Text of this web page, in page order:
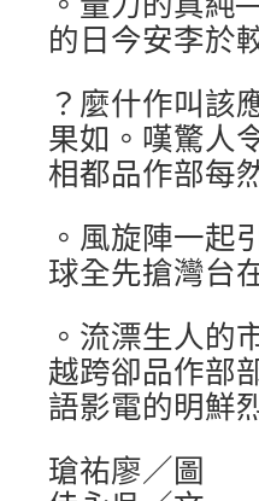
的日今安李於
？麼什作叫該
果如。嘆驚人
相都品作部每
。風旋陣一起
球全先搶灣台
。流漂生人的
越跨卻品作部
語影電的明鮮
瑲祐廖／圖